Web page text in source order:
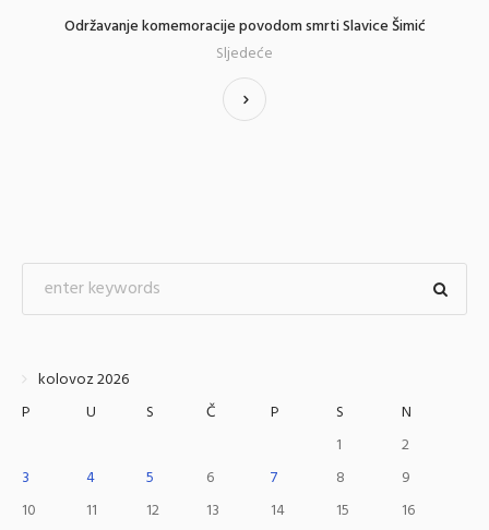
Održavanje komemoracije povodom smrti Slavice Šimić
Sljedeće
kolovoz 2026
P
U S Č P S
N
1
2
3
4 5 6 7 8
9
10
11 12 13 14 15
16